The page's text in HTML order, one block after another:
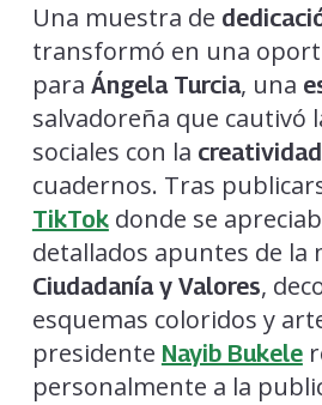
Una muestra de
transformó en una
para Ángela Turcia, una
salvadoreña que cautivó
sociales con la creatividad
cuadernos. Tras
TikTokdonde se
detallados apuntes de la
Ciudadanía y Valores,
esquemas coloridos y
presidente Nayib Bukele
personalmente a la